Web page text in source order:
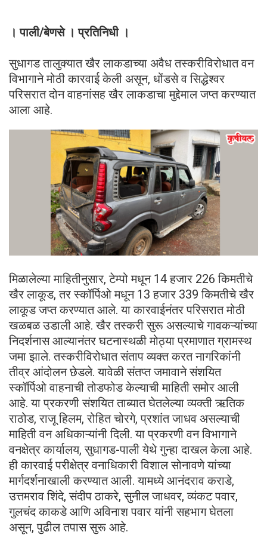
। पाली/बेणसे । प्रतिनिधी ।
सुधागड तालुक्यात खैर लाकडाच्या अवैध तस्करीविरोधात वन
विभागाने मोठी कारवाई केली असून, धोंडसे व सिद्धेश्वर
परिसरात दोन वाहनांसह खैर लाकडाचा मुद्देमाल जप्त करण्यात
आला आहे.
मिळालेल्या माहितीनुसार, टेम्पो मधून 14 हजार 226 किमतीचे
खैर लाकूड, तर स्कॉर्पिओ मधून 13 हजार 339 किमतीचे खैर
लाकूड जप्त करण्यात आले. या कारवाईनंतर परिसरात मोठी
खळबळ उडाली आहे. खैर तस्करी सुरू असल्याचे गावकऱ्यांच्या
निदर्शनास आल्यानंतर घटनास्थळी मोठ्या प्रमाणात ग्रामस्थ
जमा झाले. तस्करीविरोधात संताप व्यक्त करत नागरिकांनी
तीव्र आंदोलन छेडले. यावेळी संतप्त जमावाने संशयित
स्कॉर्पिओ वाहनाची तोडफोड केल्याची माहिती समोर आली
आहे. या प्रकरणी संशयित ताब्यात घेतलेल्या व्यक्ती ऋतिक
राठोड, राजू हिलम, रोहित चोरगे, प्रशांत जाधव असल्याची
माहिती वन अधिकाऱ्यांनी दिली. या प्रकरणी वन विभागाने
वनक्षेत्र कार्यालय, सुधागड-पाली येथे गुन्हा दाखल केला आहे.
ही कारवाई परीक्षेत्र वनाधिकारी विशाल सोनावणे यांच्या
मार्गदर्शनाखाली करण्यात आली. यामध्ये आनंदराव कराडे,
उत्तमराव शिंदे, संदीप ठाकरे, सुनील जाधवर, व्यंकट पवार,
गुलचंद काकडे आणि अविनाश पवार यांनी सहभाग घेतला
असून, पुढील तपास सुरू आहे.